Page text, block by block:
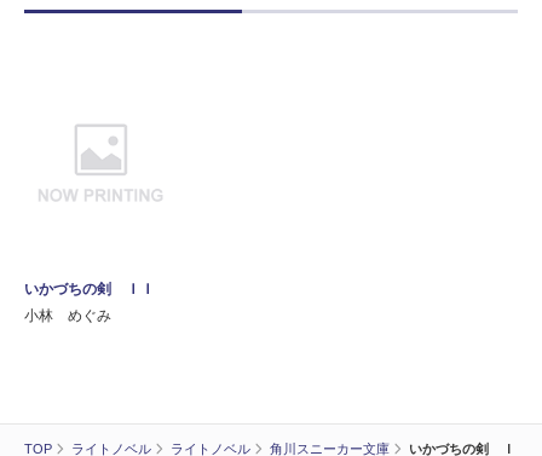
TOP ライトノベル ライトノベル 角川スニーカー文庫 いかづちの剣 Ｉ
いかづちの剣 ＩＩ
小林 めぐみ